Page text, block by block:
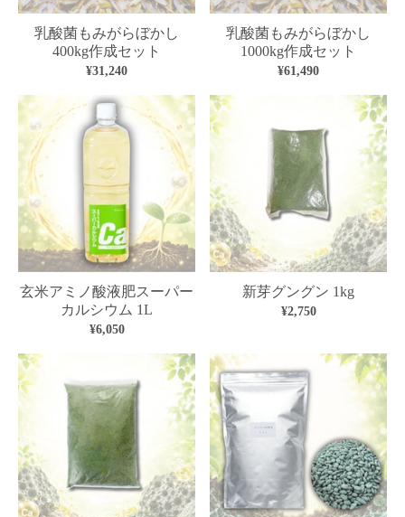
乳酸菌もみがらぼかし
400kg作成セット
¥31,240
乳酸菌もみがらぼかし
1000kg作成セット
¥61,490
玄米アミノ酸液肥スーパー
カルシウム 1L
¥6,050
新芽グングン 1kg
¥2,750